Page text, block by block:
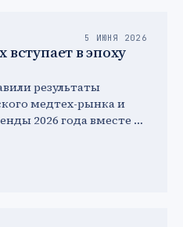
5 ИЮНЯ 2026
в эпоху
результаты
медтех-рынка и
2026 года вместе с